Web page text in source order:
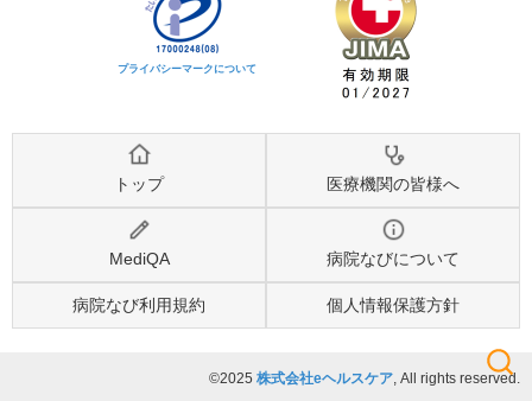
検索
プライバシーマークについて
トップ 医療機関の皆様へ
MediQA 病院なびについて
病院なび利用規約 個人情報保護方針
©2025 株式会社eヘルスケア, All rights reserved.